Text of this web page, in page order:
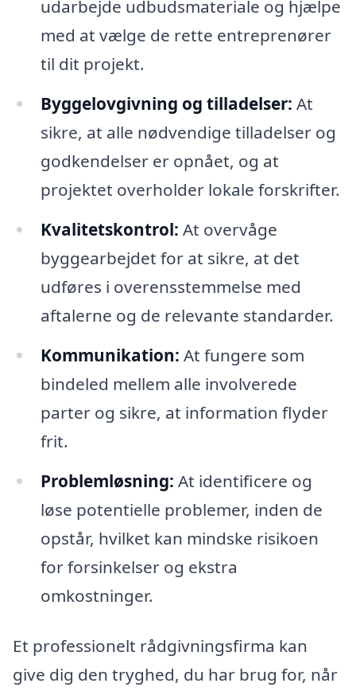
udarbejde udbudsmateriale og hjælpe
med at vælge de rette entreprenører
til dit projekt.
Byggelovgivning og tilladelser: At
sikre, at alle nødvendige tilladelser og
godkendelser er opnået, og at
projektet overholder lokale forskrifter.
Kvalitetskontrol: At overvåge
byggearbejdet for at sikre, at det
udføres i overensstemmelse med
aftalerne og de relevante standarder.
Kommunikation: At fungere som
bindeled mellem alle involverede
parter og sikre, at information flyder
frit.
Problemløsning: At identificere og
løse potentielle problemer, inden de
opstår, hvilket kan mindske risikoen
for forsinkelser og ekstra
omkostninger.
Et professionelt rådgivningsfirma kan
give dig den tryghed, du har brug for, når